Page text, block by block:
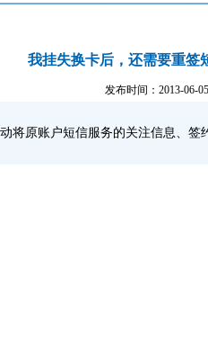
我挂失换卡后，还需要重签
发布时间：2013-06-05
将原账户短信服务的关注信息、签